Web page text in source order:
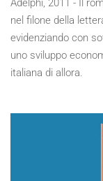
Adelphi, 2011 - Il
nel filone della
evidenziando con
uno sviluppo
italiana di allora.